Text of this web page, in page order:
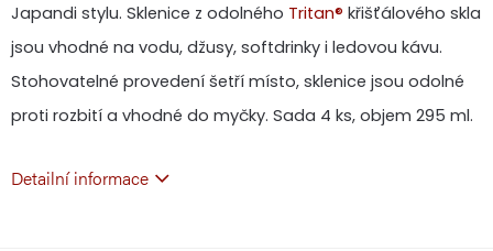
Japandi stylu. Sklenice z odolného Tritan® křišťálového skla
jsou vhodné na vodu, džusy, softdrinky i ledovou kávu.
Stohovatelné provedení šetří místo, sklenice jsou odolné
proti rozbití a vhodné do myčky. Sada 4 ks, objem 295 ml.
Detailní informace